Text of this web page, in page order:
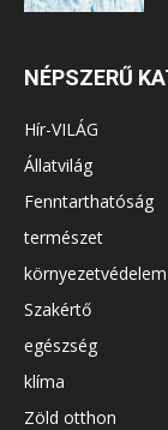
NÉPSZERŰ
Hír-VILÁG
Állatvilág
Fenntarthatóság
természet
környezetvédelem
Szakértő
egészség
klíma
Zöld otthon